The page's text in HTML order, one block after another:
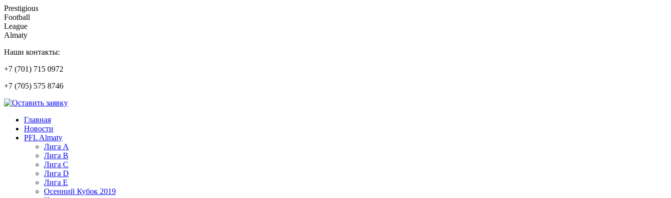
Prestigious
Football
League
Almaty
Наши контакты:
+7 (701) 715 0972
+7 (705) 575 8746
Главная
Новости
PFL Almaty
Лига A
Лига В
Лига С
Лига D
Лига Е
Осенний Кубок 2019